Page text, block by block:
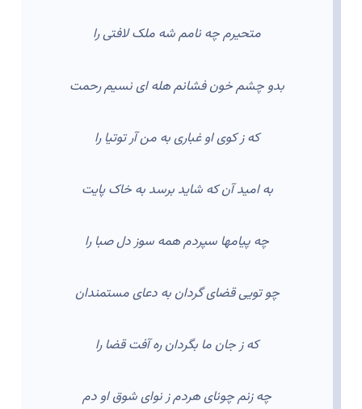
متحیرم چه نامم شه ملک لافتی را
بدو چشم خون فشانم هله ای نسیم رحمت
که ز کوی او غباری به من آر توتیا را
به امید آن که شاید برسد به خاک پایت
چه پیامها سپردم همه سوز دل صبا را
چو تویی قضای گردان به دعای مستمندان
که ز جان ما بگردان ره آفت قضا را
چه زنم چونای هردم ز نوای شوق او دم